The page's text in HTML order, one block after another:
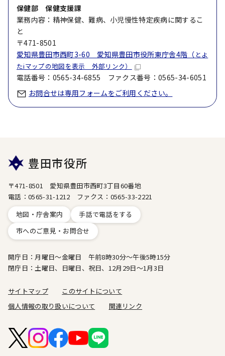
保健部 保健支援課
業務内容：精神保健、難病、小児慢性特定疾病に関するこ
と
〒471-8501
愛知県豊田市西町3-60 愛知県豊田市役所東庁舎4階（ とよ
たiマップの地図を表示 外部リンク）
電話番号：0565-34-6855 ファクス番号：0565-34-6051
お問合せは専用フォームをご利用ください。
豊田市役所
〒471-8501 愛知県豊田市西町3丁目60番地
電話：0565-31-1212 ファクス：0565-33-2221
地図・庁舎案内
手話で電話をする
市へのご意見・お問合せ
開庁日：月曜日～金曜日 午前8時30分～午後5時15分
閉庁日：土曜日、日曜日、祝日、12月29日～1月3日
サイトマップ
このサイトについて
個人情報の取り扱いについて
関連リンク